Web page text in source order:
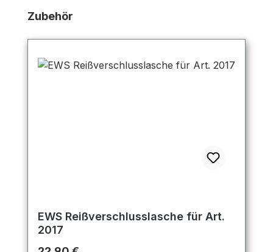
Produktgalerie überspringen
Zubehör
EWS Reißverschlusslasche für Art.
2017